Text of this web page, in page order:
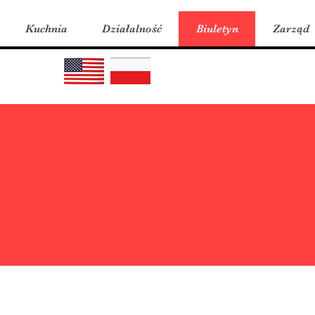
Kuchnia Działalność Biuletyn Zarząd